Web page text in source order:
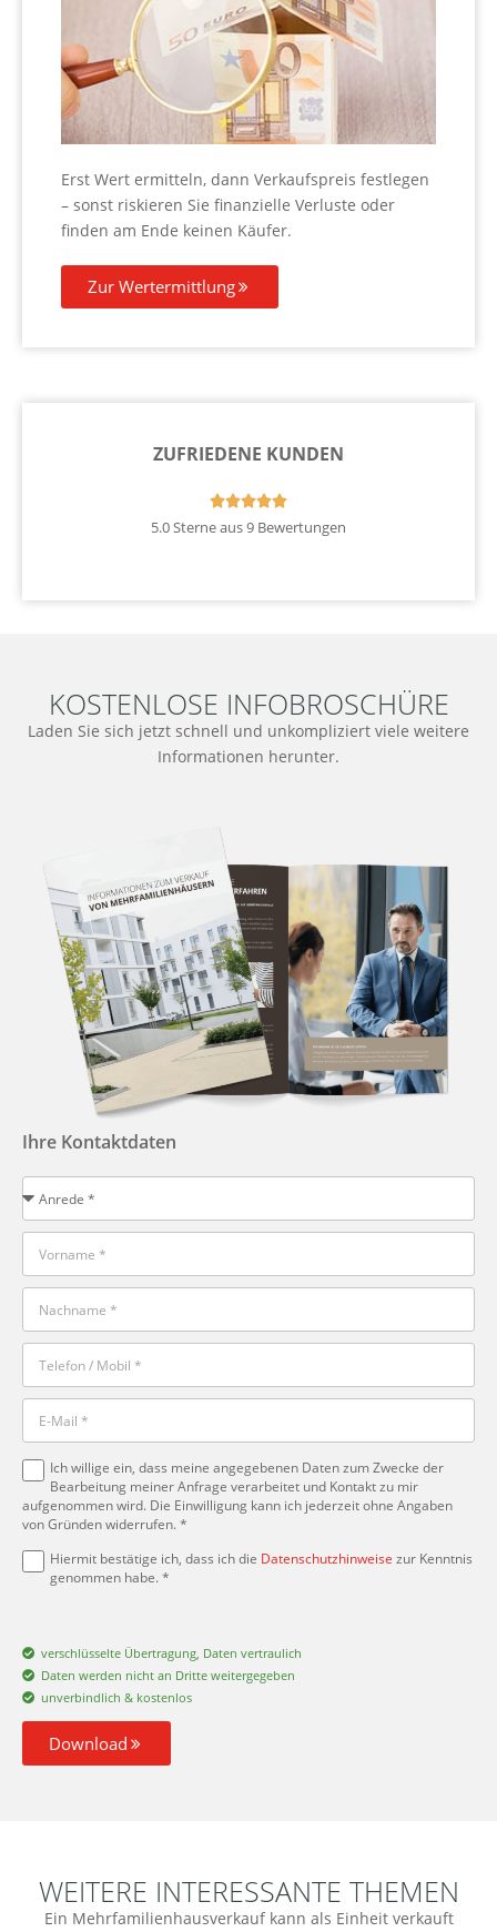
Erst Wert ermitteln, dann Verkaufspreis festlegen
– sonst riskieren Sie finanzielle Verluste oder
finden am Ende keinen Käufer.
Zur Wertermittlung
ZUFRIEDENE KUNDEN

5.0 Sterne aus 9 Bewertungen
KOSTENLOSE INFOBROSCHÜRE
Laden Sie sich jetzt schnell und unkompliziert viele weitere
Informationen herunter.
Ihre Kontaktdaten
Ich willige ein, dass meine angegebenen Daten zum Zwecke der
Bearbeitung meiner Anfrage verarbeitet und Kontakt zu mir
aufgenommen wird. Die Einwilligung kann ich jederzeit ohne Angaben
von Gründen widerrufen. *
Hiermit bestätige ich, dass ich die Datenschutzhinweise zur Kenntnis
genommen habe. *
verschlüsselte Übertragung, Daten vertraulich
Daten werden nicht an Dritte weitergegeben
unverbindlich & kostenlos
Download
WEITERE INTERESSANTE THEMEN
Ein Mehrfamilienhausverkauf kann als Einheit verkauft